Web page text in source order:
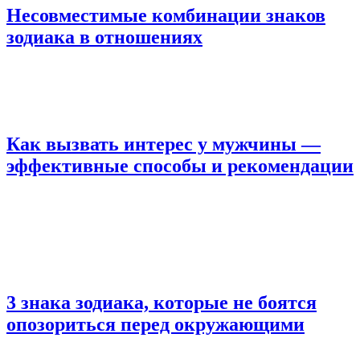
Несовместимые комбинации знаков
зодиака в отношениях
Как вызвать интерес у мужчины —
эффективные способы и рекомендации
3 знака зодиака, которые не боятся
опозориться перед окружающими